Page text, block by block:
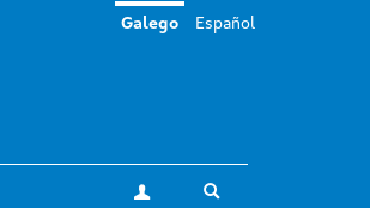
A miña conta
Galego Español